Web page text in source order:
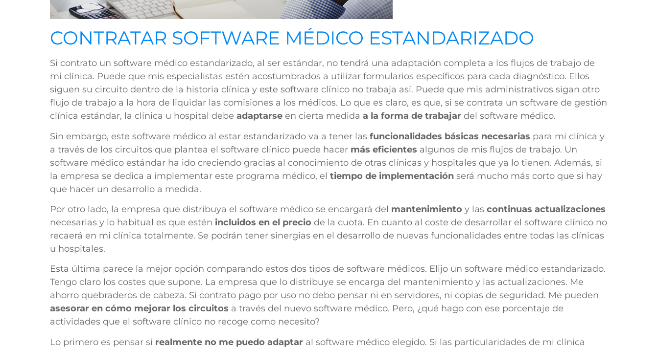
CONTRATAR SOFTWARE MÉDICO ESTANDARIZADO
Si contrato un software médico estandarizado, al ser estándar, no tendrá una adaptación completa a los flujos de trabajo de
mi clínica. Puede que mis especialistas estén acostumbrados a utilizar formularios específicos para cada diagnóstico. Ellos
siguen su circuito dentro de la historia clínica y este software clínico no trabaja así. Puede que mis administrativos sigan otro
flujo de trabajo a la hora de liquidar las comisiones a los médicos. Lo que es claro, es que, si se contrata un software de gestión
clínica estándar, la clínica u hospital debe adaptarse en cierta medida a la forma de trabajar del software médico.
Sin embargo, este software médico al estar estandarizado va a tener las funcionalidades básicas necesarias para mi clínica y
a través de los circuitos que plantea el software clínico puede hacer más eficientes algunos de mis flujos de trabajo. Un
software médico estándar ha ido creciendo gracias al conocimiento de otras clínicas y hospitales que ya lo tienen. Además, si
la empresa se dedica a implementar este programa médico, el tiempo de implementación será mucho más corto que si hay
que hacer un desarrollo a medida.
Por otro lado, la empresa que distribuya el software médico se encargará del mantenimiento y las continuas actualizaciones
necesarias y lo habitual es que estén incluidos en el precio de la cuota. En cuanto al coste de desarrollar el software clínico no
recaerá en mi clínica totalmente. Se podrán tener sinergias en el desarrollo de nuevas funcionalidades entre todas las clínicas
u hospitales.
Esta última parece la mejor opción comparando estos dos tipos de software médicos. Elijo un software médico estandarizado.
Tengo claro los costes que supone. La empresa que lo distribuye se encarga del mantenimiento y las actualizaciones. Me
ahorro quebraderos de cabeza. Si contrato pago por uso no debo pensar ni en servidores, ni copias de seguridad. Me pueden
asesorar en cómo mejorar los circuitos a través del nuevo software médico. Pero, ¿qué hago con ese porcentaje de
actividades que el software clínico no recoge como necesito?
Lo primero es pensar si realmente no me puedo adaptar al software médico elegido. Si las particularidades de mi clínica